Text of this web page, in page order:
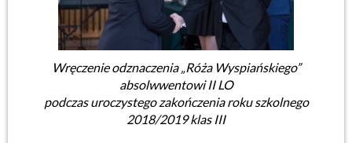
Wręczenie odznaczenia „Róża Wyspiańskiego”
absolwwentowi II LO
podczas uroczystego zakończenia roku szkolnego
2018/2019 klas III